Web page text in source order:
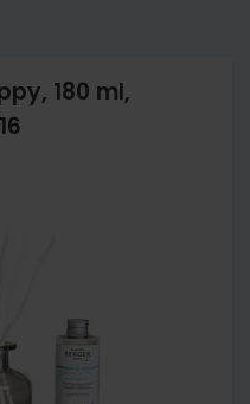
180 ml,